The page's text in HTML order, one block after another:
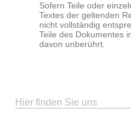
Sofern Teile oder
Textes der geltenden
nicht vollständig
Teile des Dokumentes
davon unberührt.
Hier finden Sie uns